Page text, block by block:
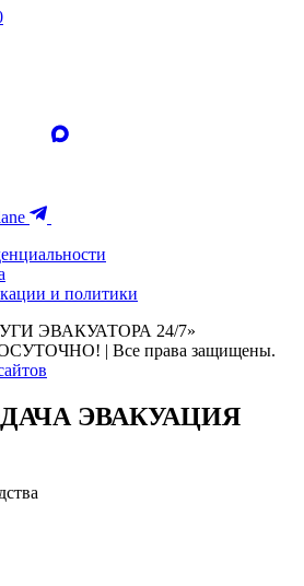
и политики
ЭВАКУАТОРА 24/7»
| Все права защищены.
ЭВАКУАЦИЯ